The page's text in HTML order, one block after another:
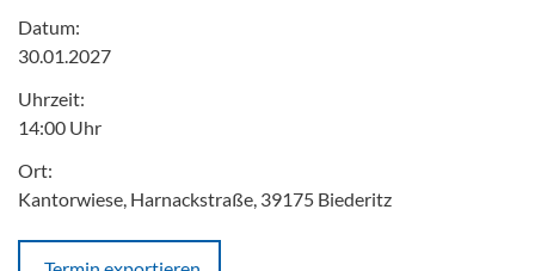
Datum:
30.01.2027
Uhrzeit:
14:00 Uhr
Ort:
Kantorwiese, Harnackstraße, 39175 Biederitz